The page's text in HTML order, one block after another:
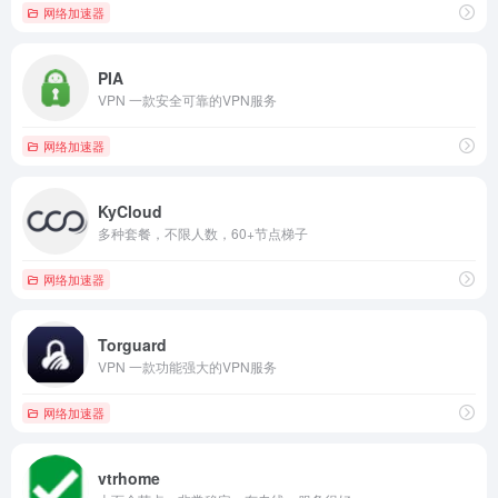
网络加速器
PIA
VPN 一款安全可靠的VPN服务
网络加速器
KyCloud
多种套餐，不限人数，60+节点梯子
网络加速器
Torguard
VPN 一款功能强大的VPN服务
网络加速器
vtrhome